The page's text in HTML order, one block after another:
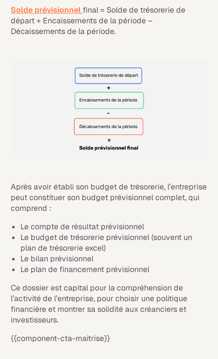
Solde prévisionnel final = Solde de trésorerie de
départ + Encaissements de la période –
Décaissements de la période.
Après avoir établi son budget de trésorerie, l’entreprise
peut constituer son budget prévisionnel complet, qui
comprend :
Le compte de résultat prévisionnel
Le budget de trésorerie prévisionnel (souvent un
plan de trésorerie excel)
Le bilan prévisionnel
Le plan de financement prévisionnel
Ce dossier est capital pour la compréhension de
l’activité de l’entreprise, pour choisir une politique
financière et montrer sa solidité aux créanciers et
investisseurs.
{{component-cta-maitrise}}